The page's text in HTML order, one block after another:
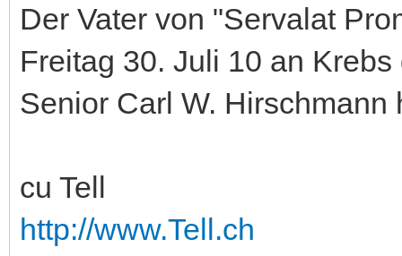
Der Vater von "Servalat
Freitag 30. Juli 10 an Krebs
Senior Carl W.
cu Tell
http://www.Tell.ch